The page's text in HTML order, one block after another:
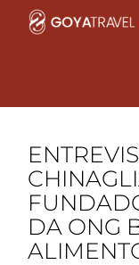
DA ONG